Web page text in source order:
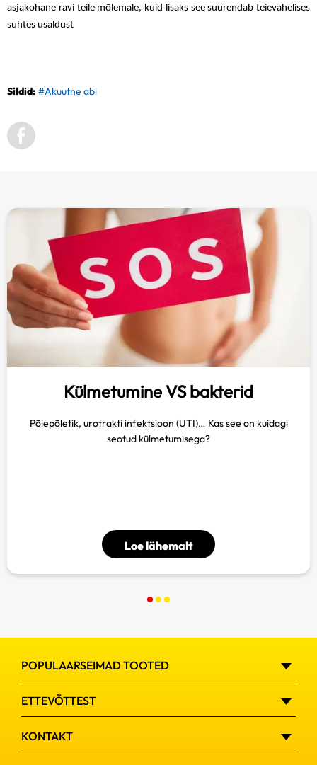
asjakohane ravi teile mõlemale, kuid lisaks see suurendab teievahelises
suhtes usaldust
Sildid: #Akuutne abi
Külmetumine VS bakterid
Põiepõletik, urotrakti infektsioon (UTI)… Kas see on kuidagi
seotud külmetumisega?
Loe lähemalt
POPULAARSEIMAD TOOTED
Urinal Akut
Urinal
Urinal siirup
ETTEVÕTTEST
Küsimused ja vastused
Kasulikku lugemist naistele
KONTAKT